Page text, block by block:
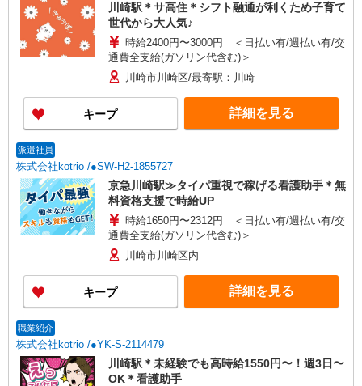
川崎駅＊サ高住＊シフト融通が利くため子育て
世代から大人気♪
時給2400円〜3000円 ＜日払い有/週払い有/交
通費全支給(ガソリン代含む)＞
川崎市川崎区/最寄駅：川崎
キープ 詳細を見る
派遣社員
株式会社kotrio /●SW-H2-1855727
京急川崎駅≫タイパ重視で稼げる看護助手＊無
料資格支援で時給UP
時給1650円〜2312円 ＜日払い有/週払い有/交
通費全支給(ガソリン代含む)＞
川崎市川崎区内
キープ 詳細を見る
職業紹介
株式会社kotrio /●YK-S-2114479
川崎駅＊未経験でも高時給1550円〜！週3日〜
OK＊看護助手